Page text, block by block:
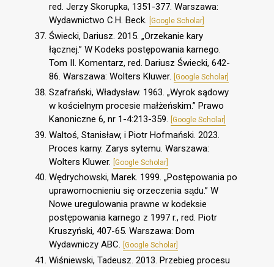
red. Jerzy Skorupka, 1351-377. Warszawa:
Wydawnictwo C.H. Beck. [Google Scholar]
Świecki, Dariusz. 2015. „Orzekanie kary
łącznej.” W Kodeks postępowania karnego.
Tom II. Komentarz, red. Dariusz Świecki, 642-
86. Warszawa: Wolters Kluwer. [Google Scholar]
Szafrański, Władysław. 1963. „Wyrok sądowy
w kościelnym procesie małżeńskim.” Prawo
Kanoniczne 6, nr 1-4:213-359. [Google Scholar]
Waltoś, Stanisław, i Piotr Hofmański. 2023.
Proces karny. Zarys sytemu. Warszawa:
Wolters Kluwer.
[Google Scholar]
Wędrychowski, Marek. 1999. „Postępowania po
uprawomocnieniu się orzeczenia sądu.” W
Nowe uregulowania prawne w kodeksie
postępowania karnego z 1997 r., red. Piotr
Kruszyński, 407-65. Warszawa: Dom
Wydawniczy ABC. [Google Scholar]
Wiśniewski, Tadeusz. 2013. Przebieg procesu